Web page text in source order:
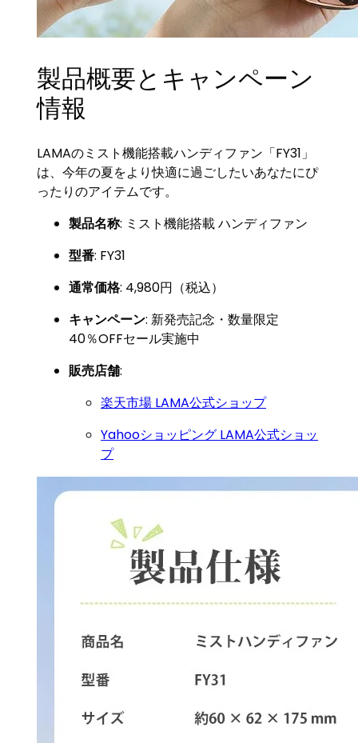
製品概要とキャンペーン
情報
LAMAのミスト機能搭載ハンディファン「FY31」
は、今年の夏をより快適に過ごしたいあなたにぴ
ったりのアイテムです。
製品名称: ミスト機能搭載 ハンディファン
型番: FY31
通常価格: 4,980円（税込）
キャンペーン: 新発売記念・数量限定
40％OFFセール実施中
販売店舗:
楽天市場 LAMA公式ショップ
Yahooショッピング LAMA公式ショッ
プ